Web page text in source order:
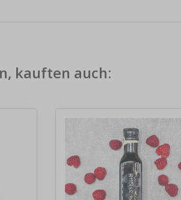
kauften auch: